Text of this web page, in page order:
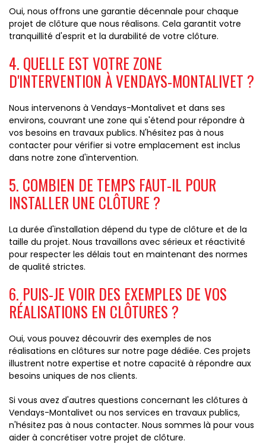
Oui, nous offrons une garantie décennale pour chaque
projet de clôture que nous réalisons. Cela garantit votre
tranquillité d'esprit et la durabilité de votre clôture.
4. QUELLE EST VOTRE ZONE
D'INTERVENTION À VENDAYS-MONTALIVET ?
Nous intervenons à Vendays-Montalivet et dans ses
environs, couvrant une zone qui s'étend pour répondre à
vos besoins en travaux publics. N'hésitez pas à nous
contacter pour vérifier si votre emplacement est inclus
dans notre zone d'intervention.
5. COMBIEN DE TEMPS FAUT-IL POUR
INSTALLER UNE CLÔTURE ?
La durée d'installation dépend du type de clôture et de la
taille du projet. Nous travaillons avec sérieux et réactivité
pour respecter les délais tout en maintenant des normes
de qualité strictes.
6. PUIS-JE VOIR DES EXEMPLES DE VOS
RÉALISATIONS EN CLÔTURES ?
Oui, vous pouvez découvrir des exemples de nos
réalisations en clôtures sur notre page dédiée. Ces projets
illustrent notre expertise et notre capacité à répondre aux
besoins uniques de nos clients.
Si vous avez d'autres questions concernant les clôtures à
Vendays-Montalivet ou nos services en travaux publics,
n'hésitez pas à nous contacter. Nous sommes là pour vous
aider à concrétiser votre projet de clôture.